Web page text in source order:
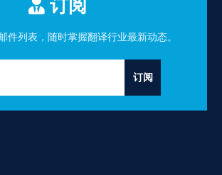
订阅
件列表，随时掌握翻译行业最新动态。
订阅